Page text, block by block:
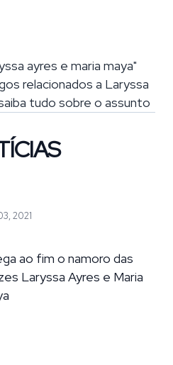
ayres e maria maya"
relacionados a Laryssa
tudo sobre o assunto
2021
ao fim o namoro das
Laryssa Ayres e Maria